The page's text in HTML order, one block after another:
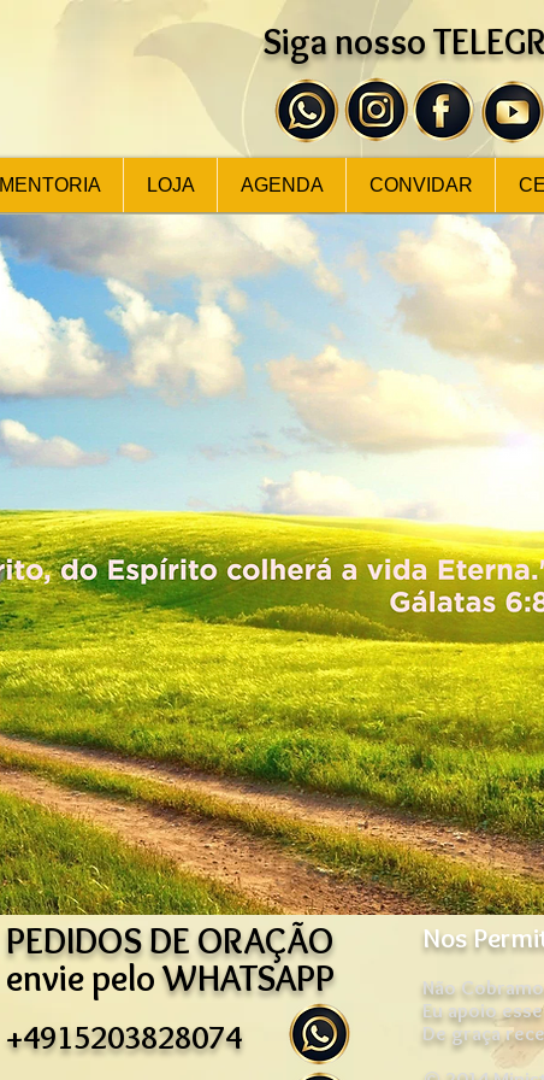
Siga nosso
MENTORIA LOJA AGENDA CONVIDAR
PEDIDOS DE ORAÇÃO
envie peloWHATSAPP
+4915203828074
Nos
Não
Eu apoio
De graça